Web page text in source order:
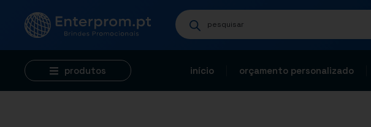
produtos início orçamento personalizado